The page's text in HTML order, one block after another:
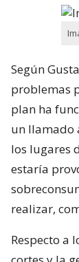
Según
problemas
plan ha
un llamado
los lugares
estaría
realizar,
Respecto a